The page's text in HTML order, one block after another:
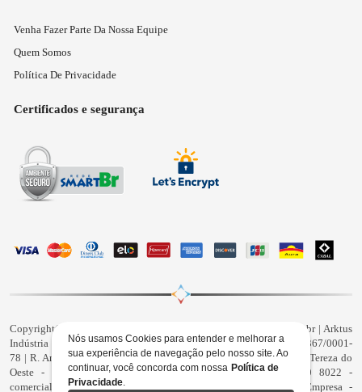
Nós usamos Cookies para entender e melhorar a
sua experiência de navegação pelo nosso site. Ao
continuar, você concorda com nossa Política de
Privacidade.
Venha Fazer Parte Da Nossa Equipe
Quem Somos
Política De Privacidade
Certificados e segurança
Copyright© 2026 - Todos os direitos reservados | www.arktus.com.br | Arktus
Indústria e Comércio de Produtos Para Saúde Ltda | CNPJ: 01.417.367/0001-
78 | R. Antônio Victor Maximiano, 107, Parque Industrial II, Santa Tereza do
Oeste - Paraná - CEP 85825-900 - Fale conosco: 0800 200 8022 -
comercial@arktus.com.br | Autorização de Funcionamento de Empresa -